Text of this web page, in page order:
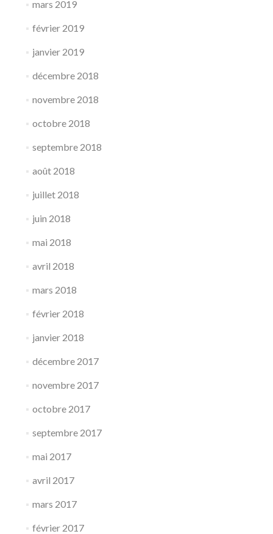
mars 2019
février 2019
janvier 2019
décembre 2018
novembre 2018
octobre 2018
septembre 2018
août 2018
juillet 2018
juin 2018
mai 2018
avril 2018
mars 2018
février 2018
janvier 2018
décembre 2017
novembre 2017
octobre 2017
septembre 2017
mai 2017
avril 2017
mars 2017
février 2017